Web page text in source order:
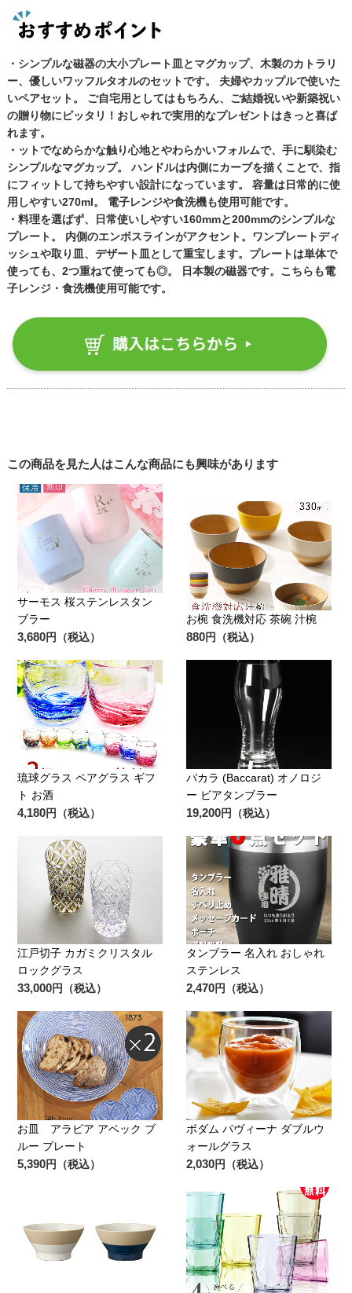
・シンプルな磁器の大小プレート皿とマグカップ、木製のカトラリ
ー、優しいワッフルタオルのセットです。 夫婦やカップルで使いた
いペアセット。 ご自宅用としてはもちろん、ご結婚祝いや新築祝い
の贈り物にピッタリ！おしゃれで実用的なプレゼントはきっと喜ば
れます。
・ットでなめらかな触り心地とやわらかいフォルムで、手に馴染む
シンプルなマグカップ。 ハンドルは内側にカーブを描くことで、指
にフィットして持ちやすい設計になっています。 容量は日常的に使
用しやすい270ml。 電子レンジや食洗機も使用可能です。
・料理を選ばず、日常使いしやすい160mmと200mmのシンプルな
プレート。 内側のエンボスラインがアクセント。ワンプレートディ
ッシュや取り皿、デザート皿として重宝します。プレートは単体で
使っても、2つ重ねて使っても◎。 日本製の磁器です。こちらも電
子レンジ・食洗機使用可能です。
この商品を見た人はこんな商品にも興味があります
サーモス 桜ステンレスタン
ブラー
3,680円（税込）
お椀 食洗機対応 茶碗 汁椀
880円（税込）
琉球グラス ペアグラス ギフ
ト お酒
4,180円（税込）
バカラ (Baccarat) オノロジ
ー ビアタンブラー
19,200円（税込）
江戸切子 カガミクリスタル
ロックグラス
33,000円（税込）
タンブラー 名入れ おしゃれ
ステンレス
2,470円（税込）
お皿 アラビア アベック ブ
ルー プレート
5,390円（税込）
ボダム パヴィーナ ダブルウ
ォールグラス
2,030円（税込）